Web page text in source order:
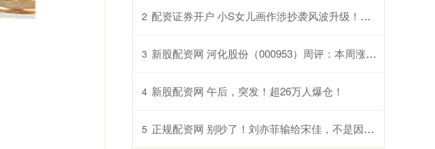
2 配资证券开户 小S女儿画作涉抄袭风波升级！奈良美智下场质问，已卖出百万台币
3 新股配资网 河化股份（000953）周评：本周涨9.71%，主力资金合计净流入1.68亿元
4 新股配资网 午后，突发！超26万人爆仓！
5 正规配资网 别吵了！刘亦菲输给宋佳，不是因为“美国籍”，就冲这点她真不冤